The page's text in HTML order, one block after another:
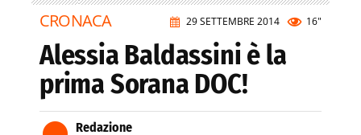
29 SETTEMBRE 2014 16"
CRONACA
Alessia Baldassini è la
prima Sorana DOC!
Redazione